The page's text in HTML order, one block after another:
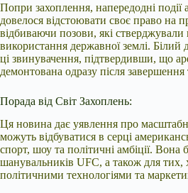
Попри захоплення, напередодні події
довелося відстоювати своє право на
відбиваючи позови, які
використання державної землі. Білий
ці звинувачення, підтвердивши, що
демонтована одразу після завершення
Порада від Світ Захоплень:
Ця новина дає уявлення про
можуть відбуватися в серці
спорт, шоу та політичні амбіції. Вона
шанувальників UFC, а також для тих,
політичними технологіями та